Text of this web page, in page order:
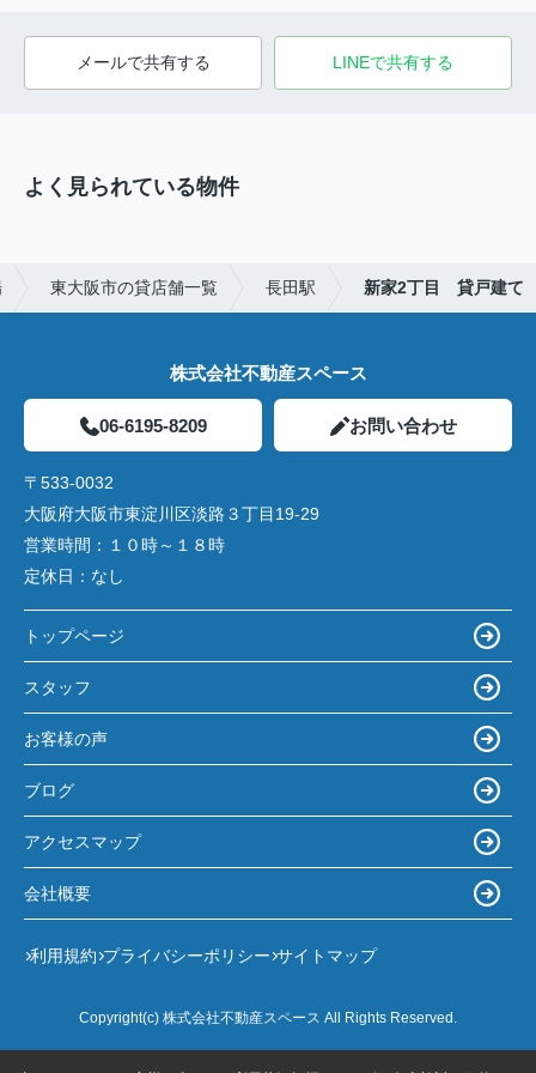
メールで共有する LINEで共有する
よく見られている物件
東大阪市の貸店舗一覧 長田駅 新家2丁目 貸戸建て
株式会社不動産スペース
06-6195-8209 お問い合わせ
〒533-0032
大阪府大阪市東淀川区淡路３丁目19-29
営業時間： １０時～１８時
定休日： なし
トップページ
スタッフ
お客様の声
ブログ
アクセスマップ
会社概要
利用規約 プライバシーポリシー サイトマップ
Copyright(c) 株式会社不動産スペース All Rights Reserved.